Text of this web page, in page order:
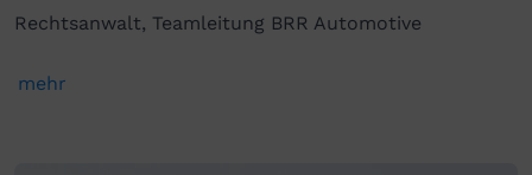
Rechtsanwalt, Teamleitung BRR Automotive
mehr